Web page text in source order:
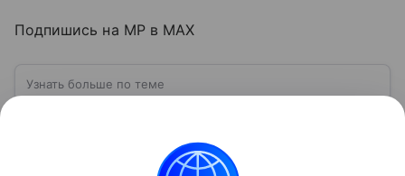
Подпишись на MP в MAX
Узнать больше по теме
Перед выпуском новой продукции важно
проанализировать спрос, так как именно